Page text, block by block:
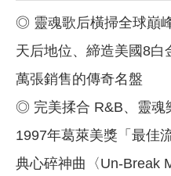
◎ 靈魂歌后橫掃全球巔
天后地位、締造美國8
萬張銷售的傳奇名盤
◎ 完美揉合 R&B、靈魂
1997年葛萊美獎「最佳
典心碎神曲〈Un-Break